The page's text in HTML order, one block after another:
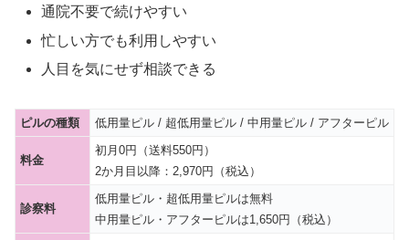
通院不要で続けやすい
忙しい方でも利用しやすい
人目を気にせず相談できる
ピルの種類 低用量ピル / 超低用量ピル / 中用量ピル / アフターピル
料金
初月0円（送料550円）
2か月目以降：2,970円（税込）
診察料
低用量ピル・超低用量ピルは無料
中用量ピル・アフターピルは1,650円（税込）